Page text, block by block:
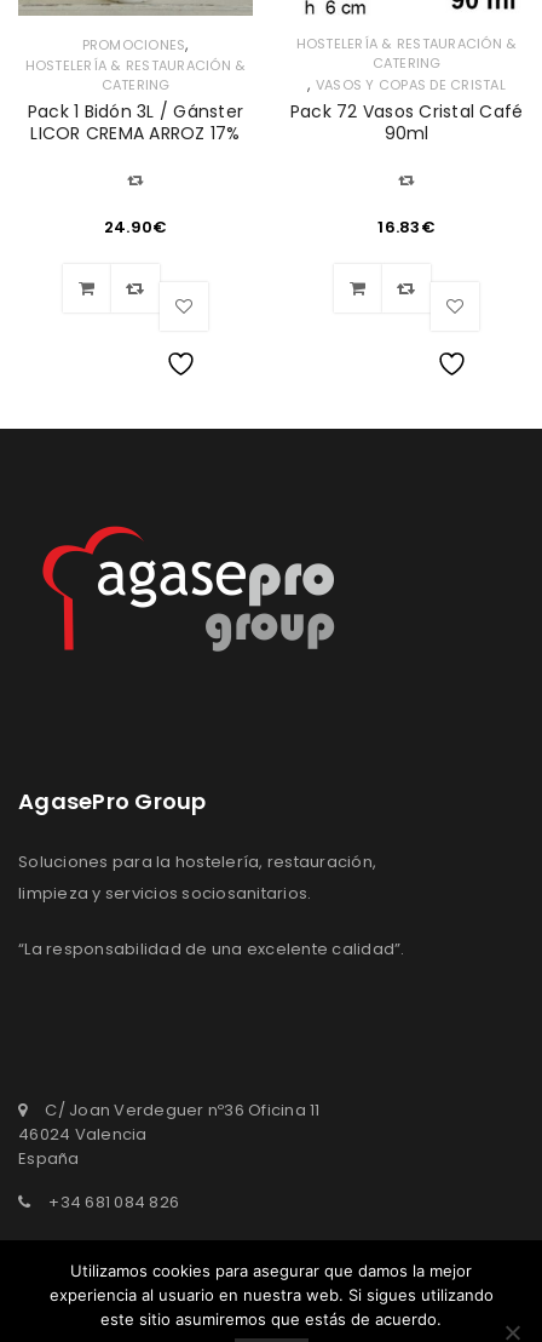
PROMOCIONES,
HOSTELERÍA & RESTAURACIÓN &
CATERING
Pack 1 Bidón 3L / Gánster
LICOR CREMA ARROZ 17%
24.90€
HOSTELERÍA & RESTAURACIÓN &
CATERING
, VASOS Y COPAS DE CRISTAL
Pack 72 Vasos Cristal Café
90ml
16.83€
AgasePro Group
Soluciones para la hostelería, restauración,
limpieza y servicios sociosanitarios.
“La responsabilidad de una excelente calidad”.
C/ Joan Verdeguer nº36 Oficina 11
46024 Valencia
España
+34 681 084 826
agasepro@agasepro.com
Utilizamos cookies para asegurar que damos la mejor
experiencia al usuario en nuestra web. Si sigues utilizando
este sitio asumiremos que estás de acuerdo.